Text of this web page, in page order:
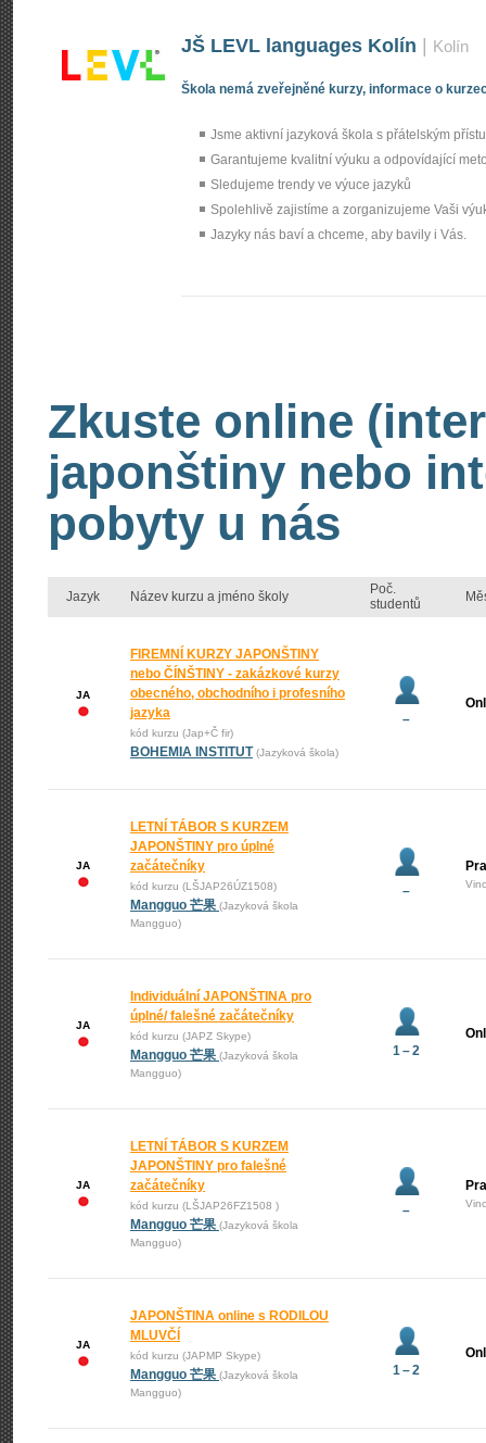
JŠ LEVL languages Kolín Kolín
Škola nemá zveřejněné kurzy, informace o
Jsme aktivní jazyková škola s přátelským
Garantujeme kvalitní výuku a odpovídající
Sledujeme trendy ve výuce jazyků
Spolehlivě zajistíme a zorganizujeme Vaši
Jazyky nás baví a chceme, aby bavily i Vás.
Zkuste online
japonštiny nebo
pobyty u nás
Jazyk Název kurzu a jméno školy
Poč.
studentů
JA
FIREMNÍ KURZY JAPONŠTINY
nebo ČÍNŠTINY - zakázkové kurzy
obecného, obchodního i profesního
jazyka
kód kurzu (Jap+Č fir)
BOHEMIA INSTITUT (Jazyková škola)
–
JA
LETNÍ TÁBOR S KURZEM
JAPONŠTINY pro úplné
začátečníky
kód kurzu (LŠJAP26ÚZ1508)
Mangguo 芒果 (Jazyková škola
Mangguo)
–
JA
Individuální JAPONŠTINA pro
úplné/ falešné začátečníky
kód kurzu (JAPZ Skype)
Mangguo 芒果 (Jazyková škola
Mangguo)
1 – 2
JA
LETNÍ TÁBOR S KURZEM
JAPONŠTINY pro falešné
začátečníky
kód kurzu (LŠJAP26FZ1508 )
Mangguo 芒果 (Jazyková škola
Mangguo)
–
JA
JAPONŠTINA online s RODILOU
MLUVČÍ
kód kurzu (JAPMP Skype)
Mangguo 芒果 (Jazyková škola
Mangguo)
1 – 2